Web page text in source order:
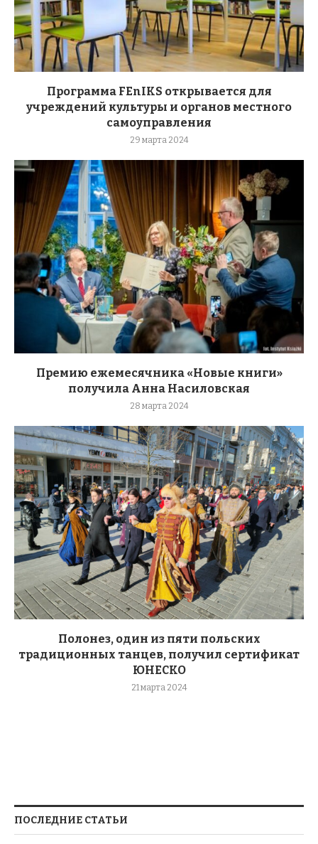
Программа FEnIKS открывается для
учреждений культуры и органов местного
самоуправления
29 марта 2024
Премию ежемесячника «Новые книги»
получила Анна Насиловская
28 марта 2024
Полонез, один из пяти польских
традиционных танцев, получил сертификат
ЮНЕСКО
21 марта 2024
ПОСЛЕДНИЕ СТАТЬИ